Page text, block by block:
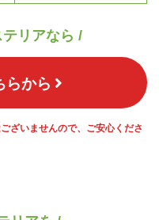
リアなら /
らから
ざいませんので、ご安心くださ